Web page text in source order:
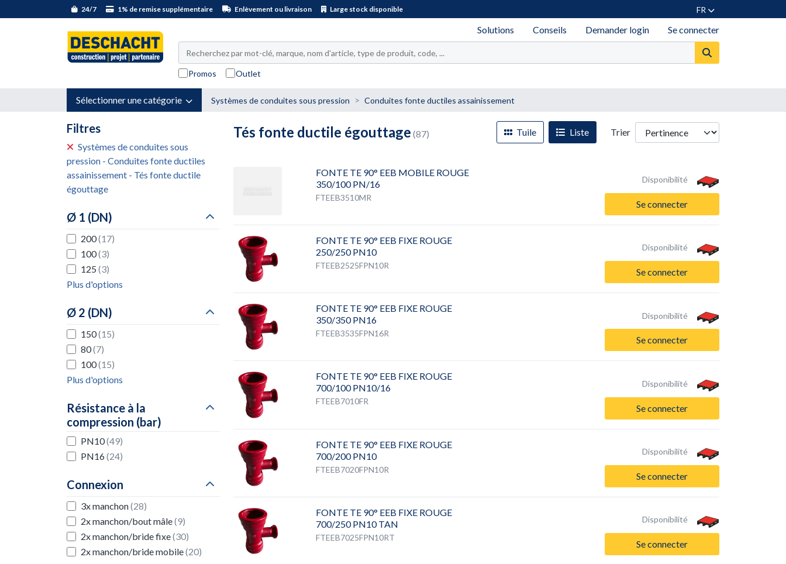
24/7 1% de remise supplémentaire Enlèvement ou livraison Large stock disponible FR
Solutions Conseils Demander login Se connecter
Promos Outlet
Sélectionner une catégorie Systèmes de conduites sous pression Conduites fonte ductiles assainissement
Filtres
Systèmes de conduites sous
pression - Conduites fonte ductiles
assainissement - Tés fonte ductile
égouttage
Ø 1 (DN)
200(17)
100(3)
125 (3)
Plus d'options
Ø 2 (DN)
150(15)
80(7)
100(15)
Plus d'options
Résistance à la
compression (bar)
PN10(49)
PN16(24)
Connexion
3x manchon(28)
2x manchon/bout mâle(9)
2x manchon/bride fixe(30)
2x manchon/bride mobile(20)
Tés fonte ductile égouttage (87) Tuile Liste Trier
FONTE TE 90° EEB MOBILE ROUGE
350/100 PN/16
FTEEB3510MR
Disponibilité
Se connecter
FONTE TE 90° EEB FIXE ROUGE
250/250 PN10
FTEEB2525FPN10R
Disponibilité
Se connecter
FONTE TE 90° EEB FIXE ROUGE
350/350 PN16
FTEEB3535FPN16R
Disponibilité
Se connecter
FONTE TE 90° EEB FIXE ROUGE
700/100 PN10/16
FTEEB7010FR
Disponibilité
Se connecter
FONTE TE 90° EEB FIXE ROUGE
700/200 PN10
FTEEB7020FPN10R
Disponibilité
Se connecter
FONTE TE 90° EEB FIXE ROUGE
700/250 PN10 TAN
FTEEB7025FPN10RT
Disponibilité
Se connecter